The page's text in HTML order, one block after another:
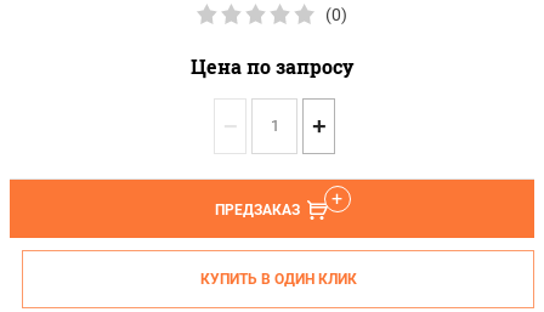
(0)
Цена по запросу
− +
ПРЕДЗАКАЗ
КУПИТЬ В ОДИН КЛИК